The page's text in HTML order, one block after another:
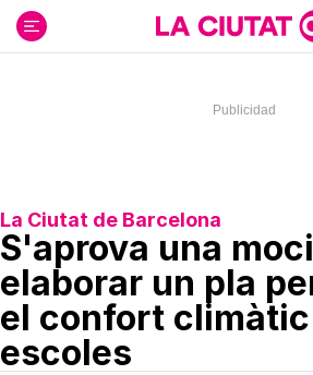
contenido
La Ciutat de Barcelona
S'aprova una
elaborar un pla
el confort
escoles